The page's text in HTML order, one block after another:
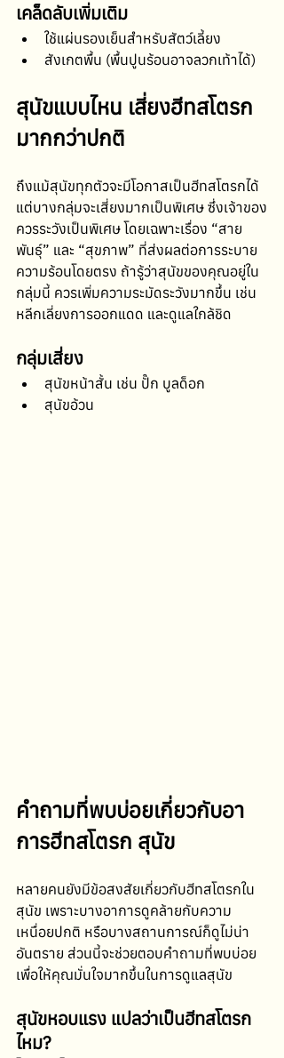
เคล็ดลับเพิ่มเติม
ใช้แผ่นรองเย็นสำหรับสัตว์เลี้ยง
สังเกตพื้น (พื้นปูนร้อนอาจลวกเท้าได้)
สุนัขแบบไหน เสี่ยงฮีทสโตรก
มากกว่าปกติ
ถึงแม้สุนัขทุกตัวจะมีโอกาสเป็นฮีทสโตรกได้
แต่บางกลุ่มจะเสี่ยงมากเป็นพิเศษ ซึ่งเจ้าของ
ควรระวังเป็นพิเศษ โดยเฉพาะเรื่อง “สาย
พันธุ์” และ “สุขภาพ” ที่ส่งผลต่อการระบาย
ความร้อนโดยตรง ถ้ารู้ว่าสุนัขของคุณอยู่ใน
กลุ่มนี้ ควรเพิ่มความระมัดระวังมากขึ้น เช่น
หลีกเลี่ยงการออกแดด และดูแลใกล้ชิด
กลุ่มเสี่ยง
สุนัขหน้าสั้น เช่น ปั๊ก บูลด็อก
สุนัขอ้วน
คำถามที่พบบ่อยเกี่ยวกับอา
การฮีทสโตรก สุนัข
หลายคนยังมีข้อสงสัยเกี่ยวกับฮีทสโตรกใน
สุนัข เพราะบางอาการดูคล้ายกับความ
เหนื่อยปกติ หรือบางสถานการณ์ก็ดูไม่น่า
อันตราย ส่วนนี้จะช่วยตอบคำถามที่พบบ่อย
เพื่อให้คุณมั่นใจมากขึ้นในการดูแลสุนัข
สุนัขหอบแรง แปลว่าเป็นฮีทสโตรก
ไหม?